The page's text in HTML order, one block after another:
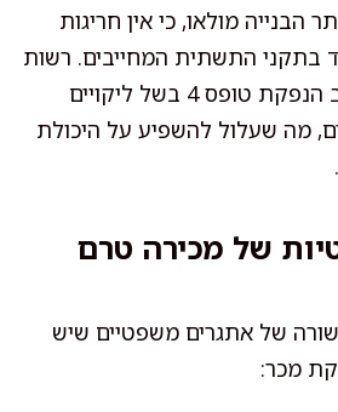
הבנייה מולאו, כי אין חריגות
בתקני התשתית המחייבים. רשות
מקומית רשאית לעכב הנפקת טופס 4 בשל ליקויים
מה שעלול להשפיע על היכולת
של מכירה טרם
4 מעלה שורה של אתגרים משפטיים שיש
מכר: